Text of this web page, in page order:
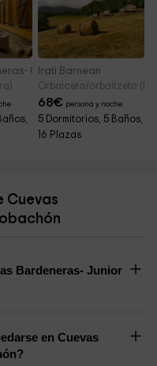
Calandria Familiar
Irati Barnean
Orbaiceta/orbaitzeta
68€ persona y noche
5 Dormitorios, 5 Baños,
16 Plazas
Cuevas
Bardeneras- Junior
en Cuevas